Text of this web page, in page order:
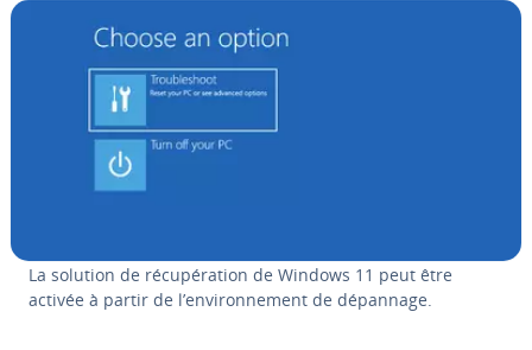
La solution de ré­cu­pé­ra­tion de Windows 11 peut être
activée à partir de l’en­vi­ron­ne­ment de dépannage.